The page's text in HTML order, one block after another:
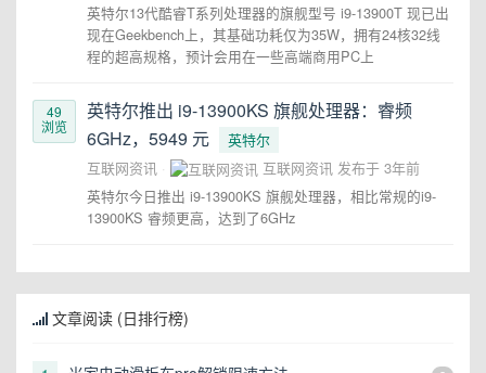
英特尔13代酷睿T系列处理器的旗舰型号 i9-13900T 现已出
现在Geekbench上，其基础功耗仅为35W，拥有24核32线
程的超高规格，预计会用在一些高端商用PC上
49
浏览
英特尔推出 i9-13900KS 旗舰处理器：睿频
6GHz，5949 元
英特尔
互联网资讯
互联网资讯 发布于 3年前
英特尔今日推出 i9-13900KS 旗舰处理器，相比常规的i9-
13900KS 睿频更高，达到了6GHz
文章阅读 (日排行榜)